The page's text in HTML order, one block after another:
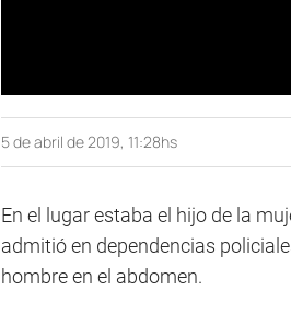
5 de abril de 2019, 11:28hs
En el lugar estaba el hijo de la
admitió en dependencias
hombre en el abdomen.